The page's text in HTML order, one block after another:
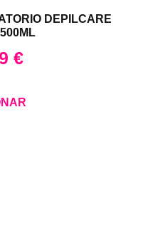
DEPILCARE
€